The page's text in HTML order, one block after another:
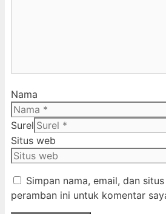
Nama
Surel
Situs web
Simpan nama, email, dan
peramban ini untuk komentar